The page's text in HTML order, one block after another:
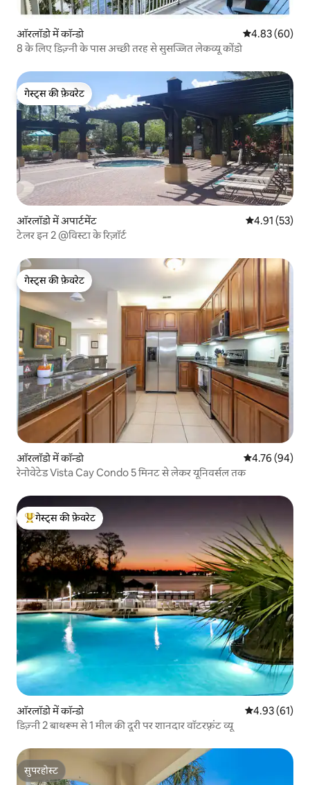
ऑरलॉडो में कॉन्डो औसत रेटिंग 5 में
4.83 (60)
8 के लिए डिज़्नी के पास अच्छी तरह से सुसज्जित लेकव्यू कोंडो
गेस्ट्स की फ़ेवरेट
गेस्ट्स की फ़ेवरेट
ऑरलॉडो में अपार्टमेंट औसत रेटिंग 5 में
4.91 (53)
टेलर इन 2 @विस्टा के रिज़ॉर्ट
गेस्ट्स की फ़ेवरेट
गेस्ट्स की फ़ेवरेट
ऑरलॉडो में कॉन्डो औसत रेटिंग 5 में
4.76 (94)
रेनोवेटेड Vista Cay Condo 5 मिनट से लेकर यूनिवर्सल तक
गेस्ट्स का टॉप फ़ेवरेट
गेस्ट्स की फ़ेवरेट
ऑरलॉडो में कॉन्डो औसत रेटिंग 5 में
4.93 (61)
डिज़्नी 2 बाथरूम से 1 मील की दूरी पर शानदार वॉटरफ़्रंट व्यू
सुपरहोस्ट
सुपरहोस्ट